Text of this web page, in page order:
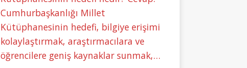
Cumhurbaşkanlığı Millet
Kütüphanesinin hedefi, bilgiye erişimi
kolaylaştırmak, araştırmacılara ve
öğrencilere geniş kaynaklar sunmak,…